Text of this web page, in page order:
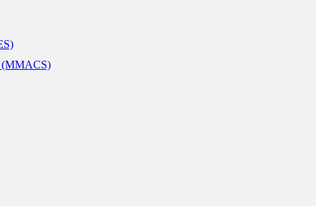
(MMACS)